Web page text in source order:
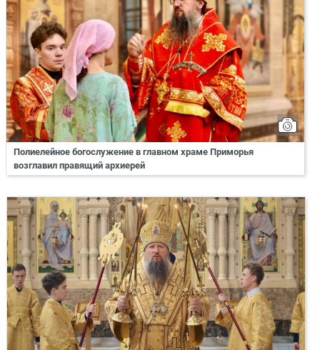
Полиелейное богослужение в главном храме Приморья
возглавил правящий архиерей